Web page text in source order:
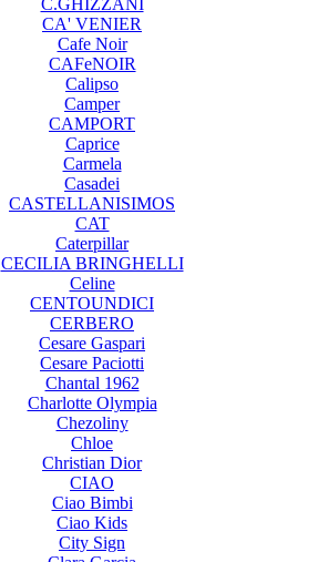
C.GHIZZANI
CA' VENIER
Cafe Noir
CAFeNOIR
Calipso
Camper
CAMPORT
Caprice
Carmela
Casadei
CASTELLANISIMOS
CAT
Caterpillar
CECILIA BRINGHELLI
Celine
CENTOUNDICI
CERBERO
Cesare Gaspari
Cesare Paciotti
Chantal 1962
Charlotte Olympia
Chezoliny
Chloe
Christian Dior
CIAO
Ciao Bimbi
Ciao Kids
City Sign